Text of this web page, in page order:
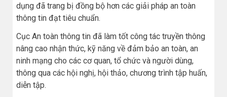
dụng đã trang bị đồng bộ hơn các giải pháp an toàn
thông tin đạt tiêu chuẩn.
Cục An toàn thông tin đã làm tốt công tác truyền thông
nâng cao nhận thức, kỹ năng về đảm bảo an toàn, an
ninh mạng cho các cơ quan, tổ chức và người dùng,
thông qua các hội nghị, hội thảo, chương trình tập huấn,
diễn tập.